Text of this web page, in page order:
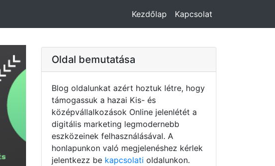
Kezdőlap Kapcsolat
Oldal bemutatása
Blog oldalunkat azért hoztuk létre, hogy
támogassuk a hazai Kis- és
középvállalkozások Online jelenlétét a
digitális marketing legmodernebb
eszközeinek felhasználásával. A
honlapunkon való megjelenéshez kérlek
jelentkezz be kapcsolati oldalunkon.